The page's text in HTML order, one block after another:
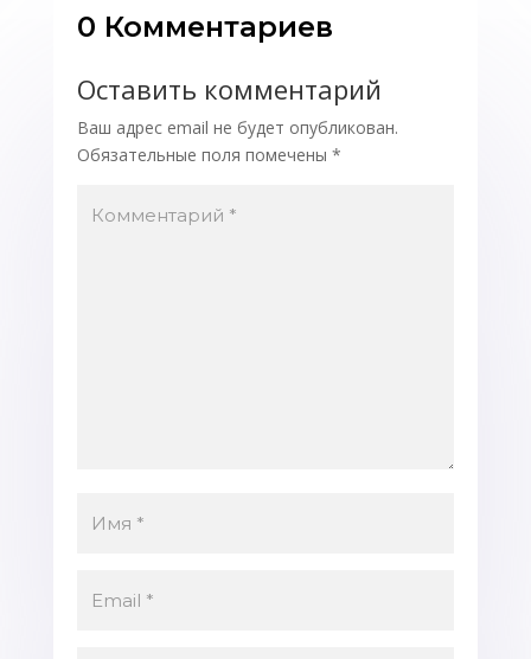
0 Комментариев
Оставить комментарий
Ваш адрес email не будет опубликован.
Обязательные поля помечены *